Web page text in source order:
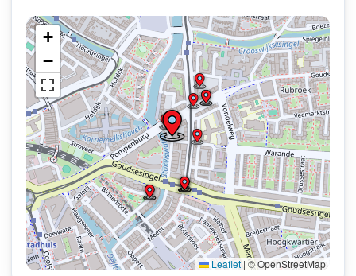
+
−
Leaflet | © OpenStreetMap